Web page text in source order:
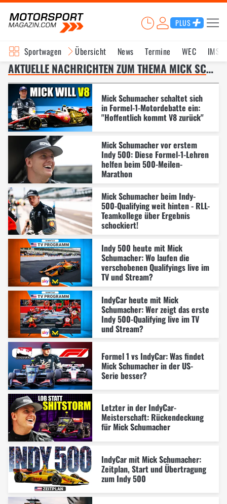
PLUS
Sportwagen Übersicht News Termine WEC IMSA
AKTUELLE NACHRICHTEN ZUM THEMA MICK SCHUMACHER – SEITE 3
Mick Schumacher schaltet sich
in Formel-1-Motordebatte ein:
"Hoffentlich kommt V8 zurück"
Mick Schumacher vor erstem
Indy 500: Diese Formel-1-Lehren
helfen beim 500-Meilen-
Marathon
Mick Schumacher beim Indy-
500-Qualifying weit hinten - RLL-
Teamkollege über Ergebnis
schockiert!
Indy 500 heute mit Mick
Schumacher: Wo laufen die
verschobenen Qualifyings live im
TV und Stream?
IndyCar heute mit Mick
Schumacher: Wer zeigt das erste
Indy 500-Qualifying live im TV
und Stream?
Formel 1 vs IndyCar: Was findet
Mick Schumacher in der US-
Serie besser?
Letzter in der IndyCar-
Meisterschaft: Rückendeckung
für Mick Schumacher
IndyCar mit Mick Schumacher:
Zeitplan, Start und Übertragung
zum Indy 500